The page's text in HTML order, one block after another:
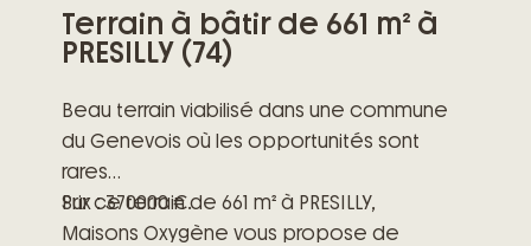
Terrain à bâtir de 661 m² à
PRESILLY (74)
Beau terrain viabilisé dans une commune
du Genevois où les opportunités sont
rares
Prix : 370000 €.
Sur ce terrain de 661 m² à PRESILLY,
Maisons Oxygène vous propose de